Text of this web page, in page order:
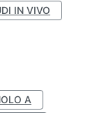
IN VIVO
A